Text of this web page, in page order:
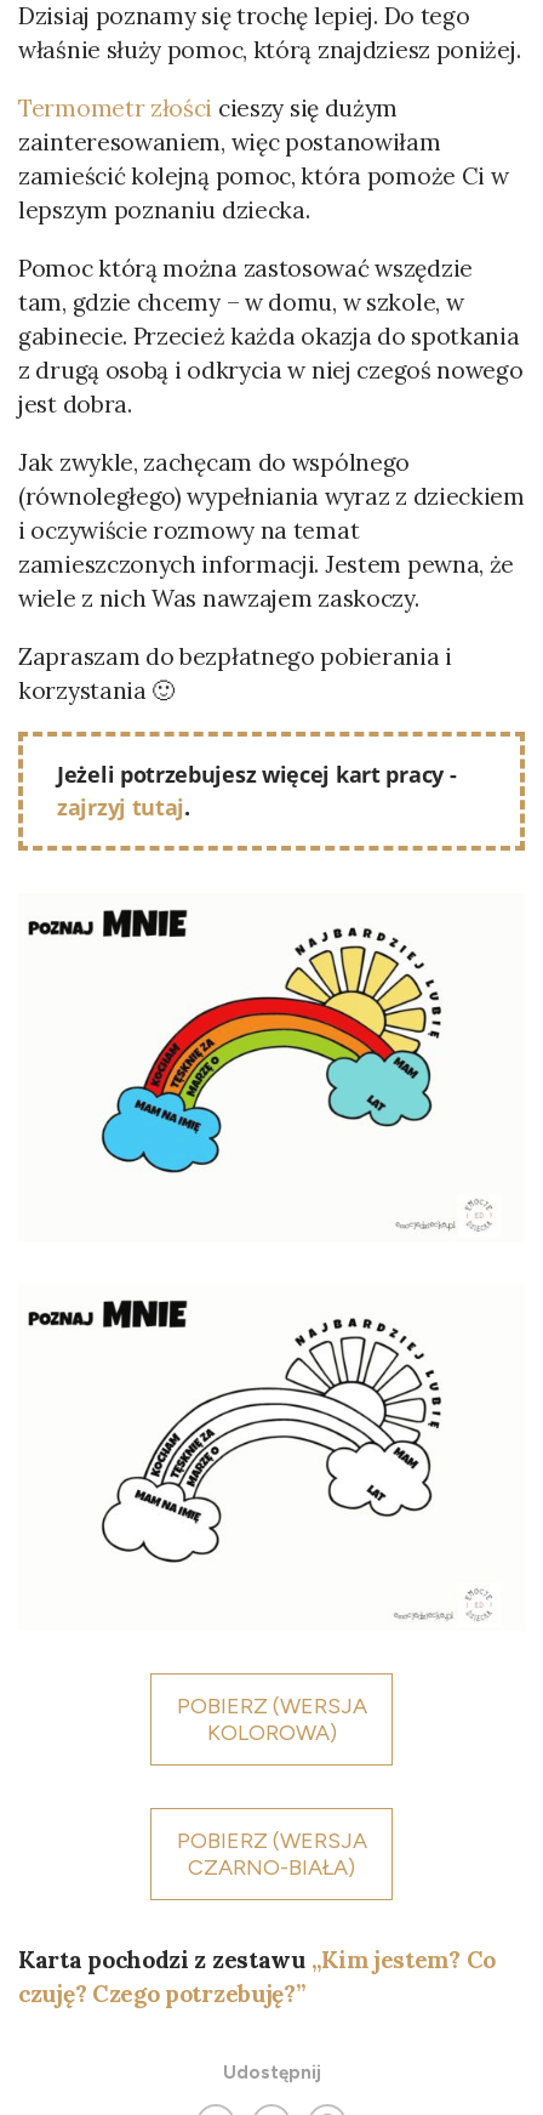
Dzisiaj poznamy się trochę lepiej. Do tego
właśnie służy pomoc, którą znajdziesz poniżej.
Termometr złości cieszy się dużym
zainteresowaniem, więc postanowiłam
zamieścić kolejną pomoc, która pomoże Ci w
lepszym poznaniu dziecka.
Pomoc którą można zastosować wszędzie
tam, gdzie chcemy – w domu, w szkole, w
gabinecie. Przecież każda okazja do spotkania
z drugą osobą i odkrycia w niej czegoś nowego
jest dobra.
Jak zwykle, zachęcam do wspólnego
(równoległego) wypełniania wyraz z dzieckiem
i oczywiście rozmowy na temat
zamieszczonych informacji. Jestem pewna, że
wiele z nich Was nawzajem zaskoczy.
Zapraszam do bezpłatnego pobierania i
korzystania 🙂
Jeżeli potrzebujesz więcej kart pracy -
zajrzyj tutaj.
POBIERZ (WERSJA
KOLOROWA)
POBIERZ (WERSJA
CZARNO-BIAŁA)
Karta pochodzi z zestawu „Kim jestem? Co
czuję? Czego potrzebuję?”
Udostępnij